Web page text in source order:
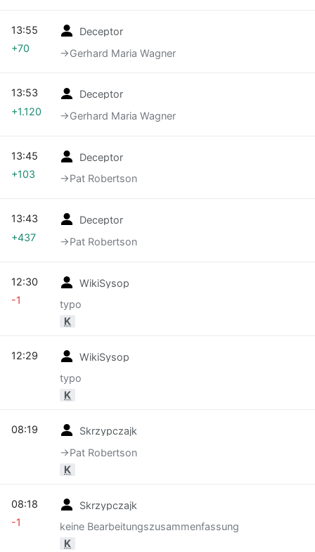
Deceptor
→‎Gerhard Maria Wagner
13:55
+70
Deceptor
→‎Gerhard Maria Wagner
13:53
+1.120
Deceptor
→‎Pat Robertson
13:45
+103
Deceptor
→‎Pat Robertson
13:43
+437
WikiSysop
typo
K
12:30
-1
WikiSysop
typo
K
12:29
Skrzypczajk
→‎Pat Robertson
K
08:19
Skrzypczajk
keine Bearbeitungszusammenfassung
K
08:18
-1